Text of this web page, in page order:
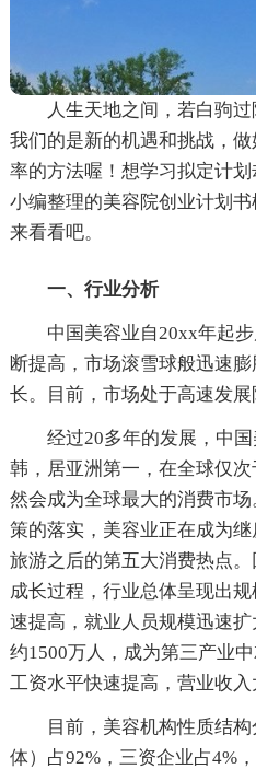
人生天地之间，若白驹
我们的是新的机遇和挑战，
率的方法喔！想学习拟定计
小编整理的美容院创业计划
来看看吧。
一、行业分析
中国美容业自20xx年起
断提高，市场滚雪球般迅速
长。目前，市场处于高速发展
经过20多年的发展，中
韩，居亚洲第一，在全球仅
然会成为全球最大的消费市
策的落实，美容业正在成为继
旅游之后的第五大消费热点
成长过程，行业总体呈现出
速提高，就业人员规模迅速
约1500万人，成为第三产业
工资水平快速提高，营业收入
目前，美容机构性质结
体）占92%，三资企业占4%